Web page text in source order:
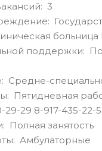
3
поддержки:
Средне-
Пятидневная
29 8-917-435-22-
Полная занятость
Амбулаторные